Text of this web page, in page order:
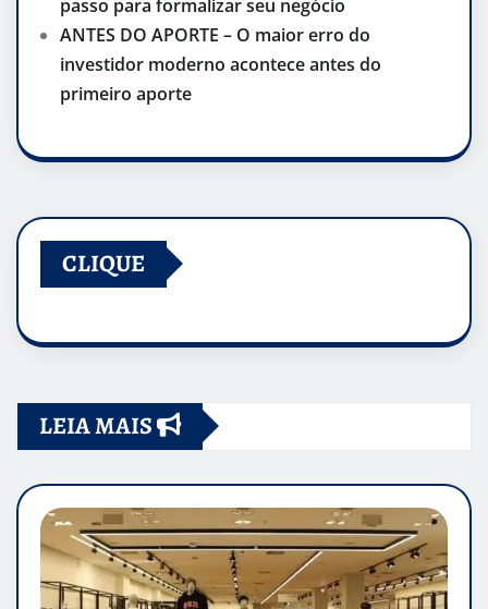
passo para formalizar seu negócio
ANTES DO APORTE – O maior erro do
investidor moderno acontece antes do
primeiro aporte
CLIQUE
LEIA MAIS